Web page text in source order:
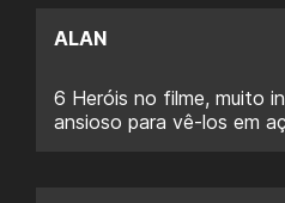
ALAN
6 Heróis no filme, muito
ansioso para vê-los em